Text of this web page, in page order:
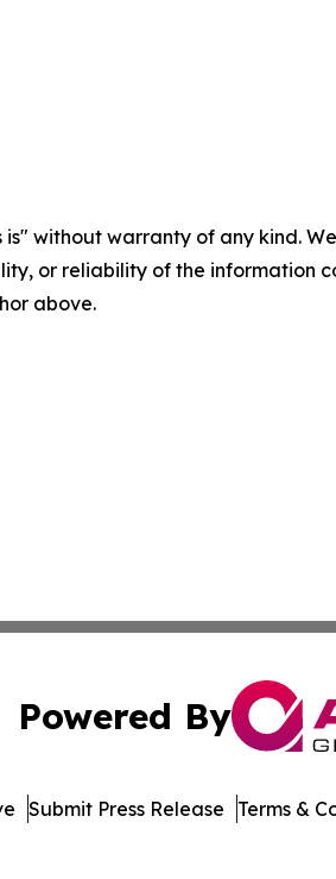
is" without warranty of any kind.
or reliability of the
above.
Powered By
Submit Press Release Terms &